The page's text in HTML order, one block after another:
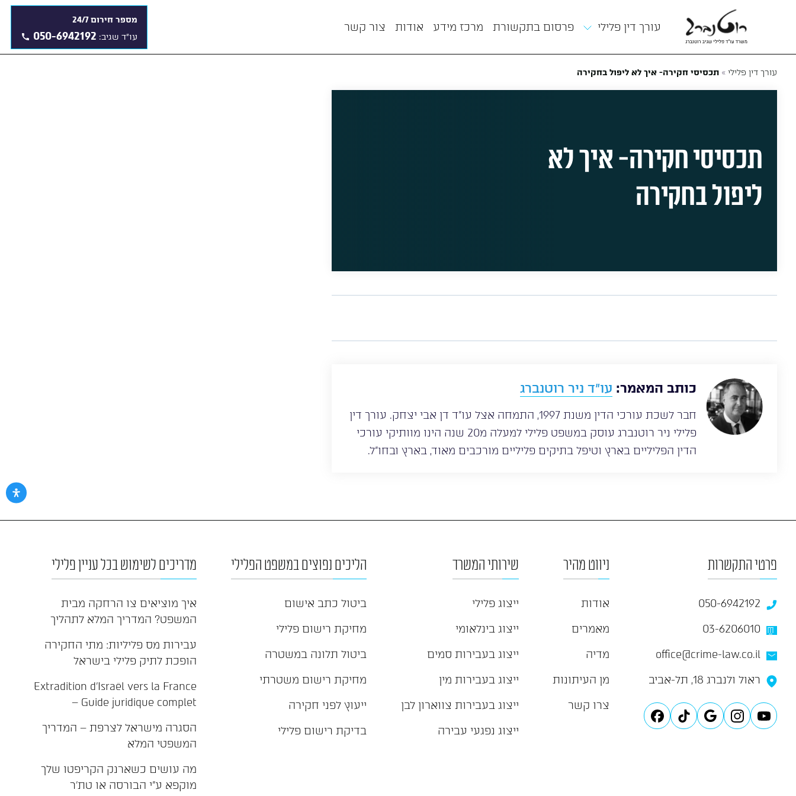
עורך דין פלילי פרסום בתקשורת מרכז מידע אודות צור קשר
מספר חירום 24/7
עו"ד שגיב: 050-6942192
עורך דין פלילי » תכסיסי חקירה- איך לא ליפול בחקירה
תכסיסי חקירה- איך לא
ליפול בחקירה
כותב המאמר: עו”ד ניר רוטנברג
חבר לשכת עורכי הדין משנת 1997, התמחה אצל עו”ד דן אבי יצחק. עורך דין
פלילי ניר רוטנברג עוסק במשפט פלילי למעלה מ20 שנה הינו מוותיקי עורכי
הדין הפליליים בארץ וטיפל בתיקים פליליים מורכבים מאוד, בארץ ובחו”ל.
פרטי התקשרות
050-6942192
03-6206010
office@crime-law.co.il
ראול ולנברג 18, תל-אביב
ניווט מהיר
אודות
מאמרים
מדיה
מן העיתונות
צרו קשר
שירותי המשרד
ייצוג פלילי
ייצוג בינלאומי
ייצוג בעבירות סמים
ייצוג בעבירות מין
ייצוג בעבירות צווארון לבן
ייצוג נפגעי עבירה
הליכים נפוצים במשפט הפלילי
ביטול כתב אישום
מחיקת רישום פלילי
ביטול תלונה במשטרה
מחיקת רישום משטרתי
ייעוץ לפני חקירה
בדיקת רישום פלילי
מדריכים לשימוש בכל עניין פלילי
איך מוציאים צו הרחקה מבית
המשפט? המדריך המלא לתהליך
עבירות מס פליליות: מתי החקירה
הופכת לתיק פלילי בישראל
Extradition d'Israël vers la France
– Guide juridique complet
הסגרה מישראל לצרפת – המדריך
המשפטי המלא
מה עושים כשארנק הקריפטו שלך
מוקפא ע"י הבורסה או טת'ר